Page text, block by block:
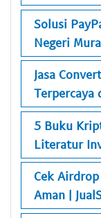
Solusi
Negeri
Jasa
Terpercaya
5 Buku
Literatur
Cek
Aman |